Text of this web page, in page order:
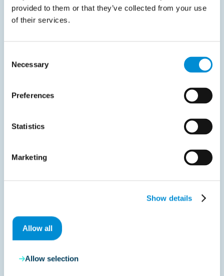
provided to them or that they’ve collected from your use
of their services.
Selection
Necessary
Preferences
Statistics
Marketing
Show details
Allow all
Allow selection
Datasheet
januar 27, 2025
e‑faktureringsstandarder i Tyskland
Start download